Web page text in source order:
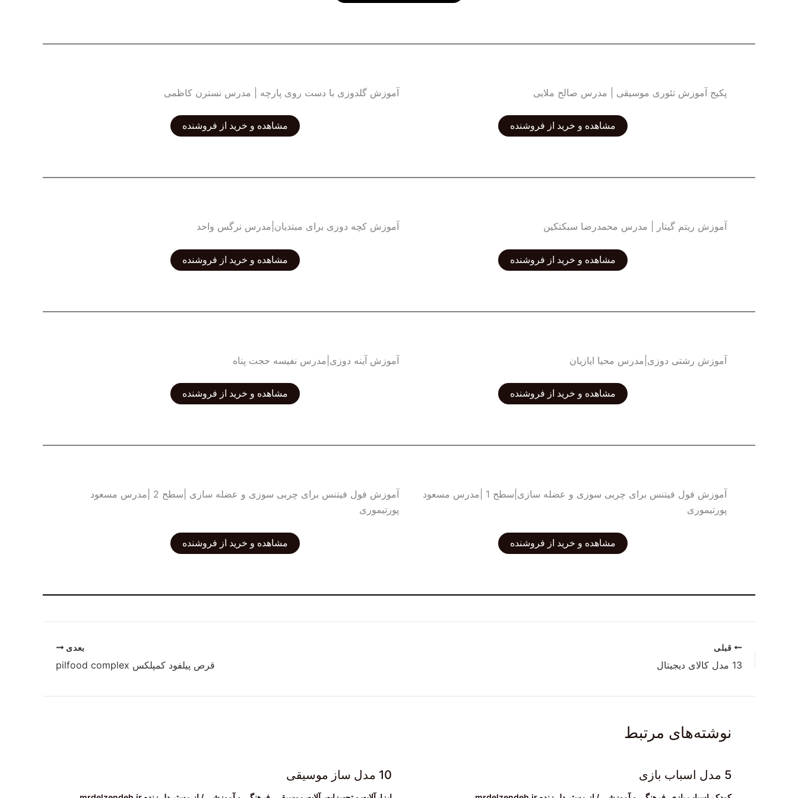
پکیج آموزش تئوری موسیقی | مدرس صالح ملایی
مشاهده و خرید از فروشنده
آموزش گلدوزی با دست روی پارچه | مدرس نسترن کاظمی
مشاهده و خرید از فروشنده
آموزش ریتم گیتار | مدرس محمدرضا سبکتکین
مشاهده و خرید از فروشنده
آموزش کچه دوزی برای مبتدیان|مدرس نرگس واحد
مشاهده و خرید از فروشنده
آموزش رشتی دوزی|مدرس محیا ایازیان
مشاهده و خرید از فروشنده
آموزش آینه دوزی|مدرس نفیسه حجت پناه
مشاهده و خرید از فروشنده
آموزش فول فیتنس برای چربی سوزی و عضله سازی|سطح 1 |مدرس مسعود
پورتیموری
مشاهده و خرید از فروشنده
آموزش فول فیتنس برای چربی سوزی و عضله سازی |سطح 2 |مدرس مسعود
پورتیموری
مشاهده و خرید از فروشنده
قبلی
13 مدل کالای دیجیتال
بعدی
قرص پیلفود کمپلکس pilfood complex
نوشته‌های مرتبط
5 مدل اسباب بازی 10 مدل ساز موسیقی